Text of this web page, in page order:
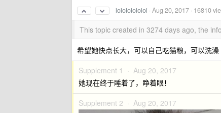
ioioioioioioi ·Aug 20, 2017 · 16810
This topic created in 3274 days ago, the
希望她快点长大，可以自己吃猫粮，可以洗
Supplement 1 · Aug 20, 2017
她现在终于睡着了，睁着眼！
Supplement 2 · Aug 20, 2017